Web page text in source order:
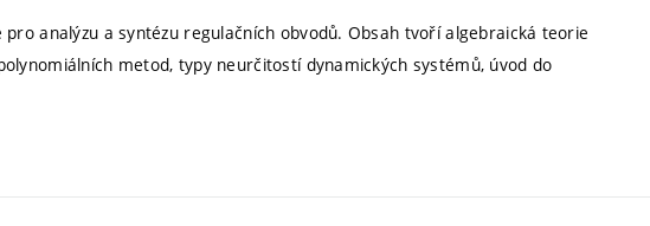
analýzu a syntézu regulačních obvodů. Obsah tvoří algebraická teorie
metod, typy neurčitostí dynamických systémů, úvod do